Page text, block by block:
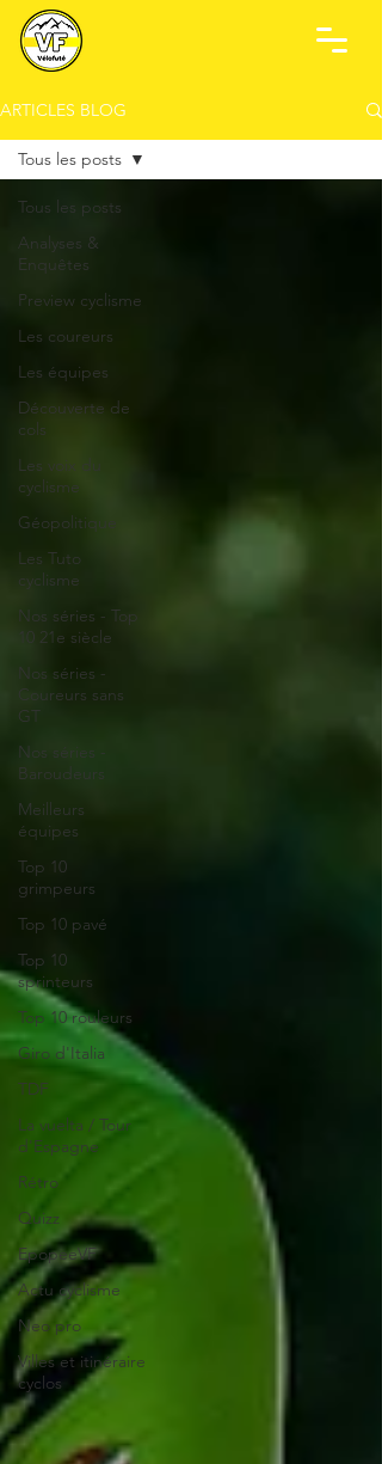
ARTICLES BLOG
Tous les posts
Analyses &
Enquêtes
Preview cyclisme
Les coureurs
Les équipes
Découverte de
cols
Les voix du
cyclisme
Géopolitique
Les Tuto
cyclisme
Nos séries - Top
10 21e siècle
Nos séries -
Coureurs sans
GT
Nos séries -
Baroudeurs
Meilleurs
équipes
Top 10
grimpeurs
Top 10 pavé
Top 10
sprinteurs
Top 10 rouleurs
Giro d'Italia
TDF
La vuelta / Tour
d'Espagne
Rétro
Quizz
EpopeeVF
Actu cyclisme
Neo pro
Villes et itinéraire
cyclos
Tous les posts